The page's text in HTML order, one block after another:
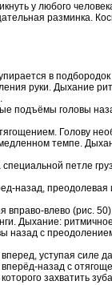
у любого
разминка.
в
руки. Дыхание
подъёмы головы
Голову
темпе.
петле
назад,
вправо-влево (рис.
Дыхание:
назад с
уступая силе
назад с
захватить